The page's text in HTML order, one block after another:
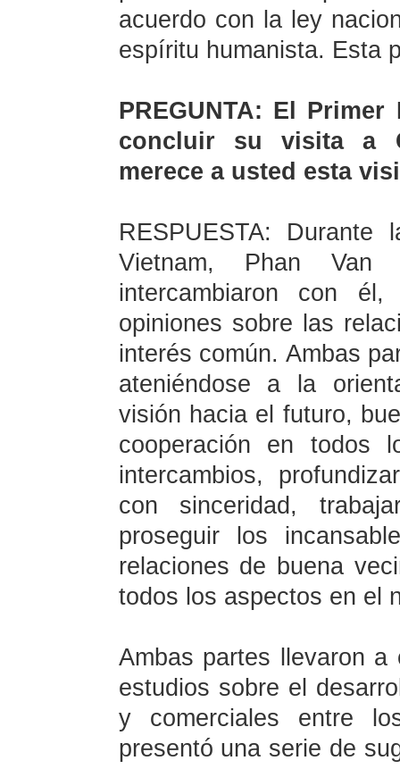
acuerdo con la ley
espíritu humanista. Esta
PREGUNTA: El
concluir su visita a
merece a usted esta
RESPUESTA:
Vietnam, Phan Van
intercambiaron con
opiniones sobre las
interés común. Ambas
ateniéndose a la
visión hacia el futuro,
cooperación en todos
intercambios,
con sinceridad,
proseguir los
relaciones de buena
todos los aspectos en el
Ambas partes llevaron a
estudios sobre el
y comerciales entre
presentó una serie de